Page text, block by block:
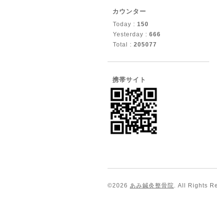
カウンター
Today : 150
Yesterday : 666
Total : 205077
携帯サイト
©2026 あみ鍼灸整骨院. All Rights